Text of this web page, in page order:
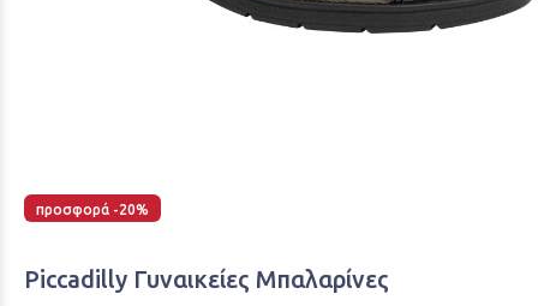
προσφορά -20%
Piccadilly Γυναικείες Μπαλαρίνες